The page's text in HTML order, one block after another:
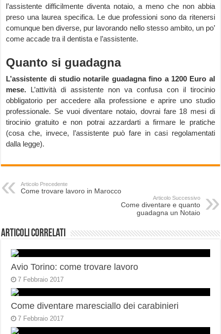
l’assistente difficilmente diventa notaio, a meno che non abbia
preso una laurea specifica. Le due professioni sono da ritenersi
comunque ben diverse, pur lavorando nello stesso ambito, un po’
come accade tra il dentista e l’assistente.
Quanto si guadagna
L’assistente di studio notarile guadagna fino a 1200 Euro al
mese. L’attività di assistente non va confusa con il tirocinio
obbligatorio per accedere alla professione e aprire uno studio
professionale. Se vuoi diventare notaio, dovrai fare 18 mesi di
tirocinio gratuito e non potrai azzardarti a firmare le pratiche
(cosa che, invece, l’assistente può fare in casi regolamentati
dalla legge).
Articolo Precedente
Come trovare lavoro in Marocco
Articolo Successivo
Come diventare e quanto
guadagna un Notaio
Articoli correlati
Avio Torino: come trovare lavoro
7 Febbraio 2017
Come diventare maresciallo dei carabinieri
7 Febbraio 2017